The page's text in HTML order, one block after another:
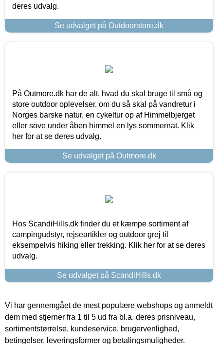
deres udvalg.
Se udvalget på Outdoorstore.dk
På Outmore.dk har de alt, hvad du skal bruge til små og
store outdoor oplevelser, om du så skal på vandretur i
Norges barske natur, en cykeltur op af Himmelbjerget
eller sove under åben himmel en lys sommernat. Klik
her for at se deres udvalg.
Se udvalget på Outmore.dk
Hos ScandiHills.dk finder du et kæmpe sortiment af
campingudstyr, rejseartikler og outdoor grej til
eksempelvis hiking eller trekking. Klik her for at se deres
udvalg.
Se udvalget på ScandiHills.dk
Vi har gennemgået de mest populære webshops og anmeldt
dem med stjerner fra 1 til 5 ud fra bl.a. deres prisniveau,
sortimentstørrelse, kundeservice, brugervenlighed,
betingelser, leveringsformer og betalingsmuligheder.